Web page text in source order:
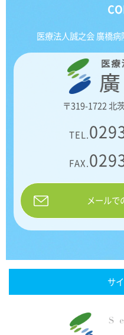
医療法人誠之会 廣橋
〒319-1722 北
TEL.
FAX.
メールで
サ